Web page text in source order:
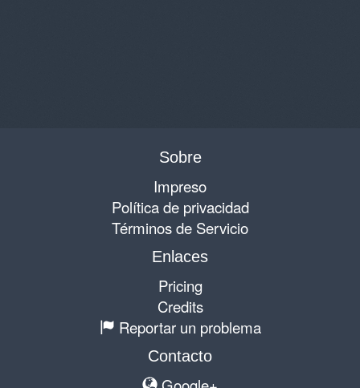
Sobre
Impreso
Política de privacidad
Términos de Servicio
Enlaces
Pricing
Credits
Reportar un problema
Contacto